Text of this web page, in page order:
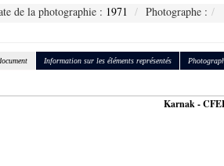
de la photographie : 1971 Photographe :
Information sur les éléments représentés